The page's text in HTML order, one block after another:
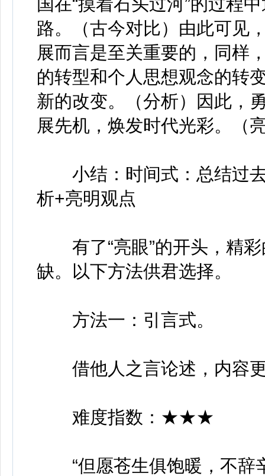
路。（古今对比）由此可见
展而言是至关重要的，同样
的转型和个人思想观念的转
新的改变。（分析）因此，
展先机，焕发时代光彩。（
小结：时间式：总结过去
析+亮明观点
有了“亮眼”的开头，精彩
缺。以下方法供君选择。
方法一：引言式。
借他人之言论述，内容
难度指数：★★★
“但愿苍生俱饱暖，不辞